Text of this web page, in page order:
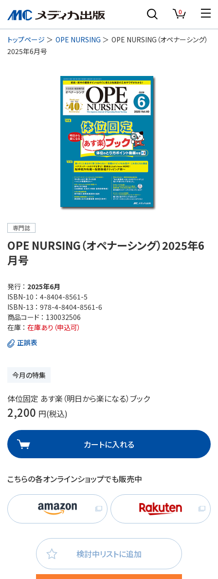
0
トップページ OPE NURSING
OPE NURSING（オペナーシング）
2025年6月号
専門誌
OPE NURSING（オペナーシング）2025年6
月号
発行 ： 2025年6月
ISBN-10 ： 4-8404-8561-5
ISBN-13 ： 978-4-8404-8561-6
商品コード ： 130032506
在庫 ： 在庫あり（申込可）
正誤表
今月の特集
体位固定 あす楽（明日から楽になる）ブック
2,200 円(税込)
カートに入れる
こちらの各オンラインショップでも販売中
検討中リストに追加